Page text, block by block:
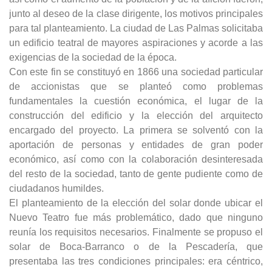
junto al deseo de la clase dirigente, los motivos principales
para tal planteamiento. La ciudad de Las Palmas solicitaba
un edificio teatral de mayores aspiraciones y acorde a las
exigencias de la sociedad de la época.
Con este fin se constituyó en 1866 una sociedad particular
de accionistas que se planteó como problemas
fundamentales la cuestión económica, el lugar de la
construcción del edificio y la elección del arquitecto
encargado del proyecto. La primera se solventó con la
aportación de personas y entidades de gran poder
económico, así como con la colaboración desinteresada
del resto de la sociedad, tanto de gente pudiente como de
ciudadanos humildes.
El planteamiento de la elección del solar donde ubicar el
Nuevo Teatro fue más problemático, dado que ninguno
reunía los requisitos necesarios. Finalmente se propuso el
solar de Boca-Barranco o de la Pescadería, que
presentaba las tres condiciones principales: era céntrico,